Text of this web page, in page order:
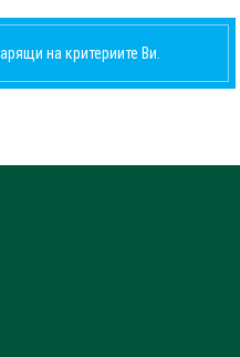
на критериите Ви.